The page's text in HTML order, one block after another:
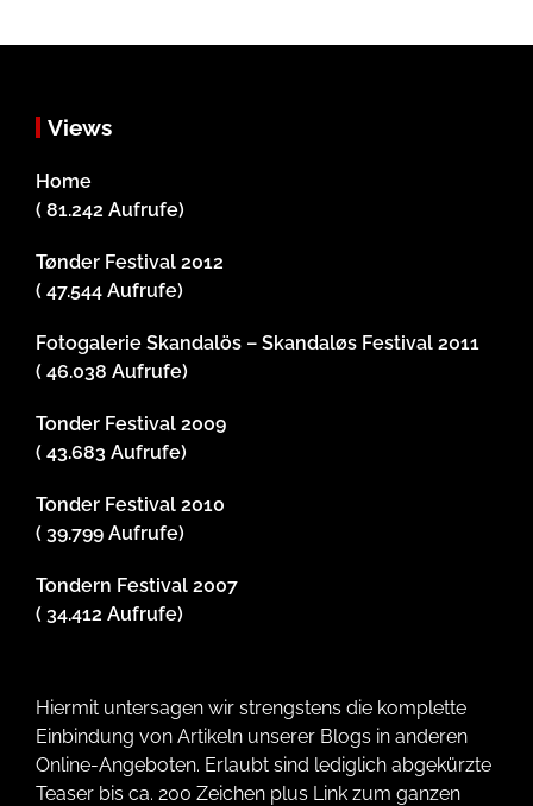
Views
Home
( 81.242 Aufrufe)
Tønder Festival 2012
( 47.544 Aufrufe)
Fotogalerie Skandalös – Skandaløs Festival 2011
( 46.038 Aufrufe)
Tonder Festival 2009
( 43.683 Aufrufe)
Tonder Festival 2010
( 39.799 Aufrufe)
Tondern Festival 2007
( 34.412 Aufrufe)
Hiermit untersagen wir strengstens die komplette
Einbindung von Artikeln unserer Blogs in anderen
Online-Angeboten. Erlaubt sind lediglich abgekürzte
Teaser bis ca. 200 Zeichen plus Link zum ganzen